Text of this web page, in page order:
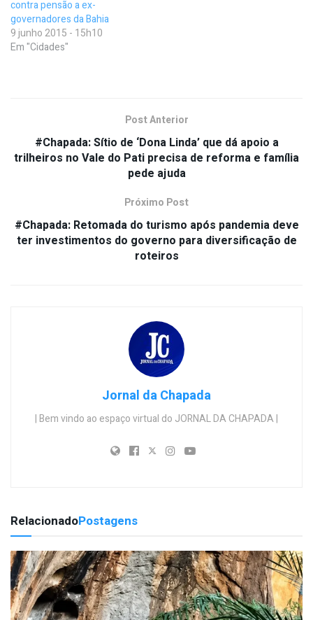
contra pensão a ex-
governadores da Bahia
9 junho 2015 - 15h10
Em "Cidades"
Post Anterior
#Chapada: Sítio de ‘Dona Linda’ que dá apoio a
trilheiros no Vale do Pati precisa de reforma e família
pede ajuda
Próximo Post
#Chapada: Retomada do turismo após pandemia deve
ter investimentos do governo para diversificação de
roteiros
Jornal da Chapada
| Bem vindo ao espaço virtual do JORNAL DA CHAPADA |
RelacionadoPostagens